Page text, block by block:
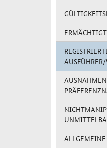
AUSFÜHRER/